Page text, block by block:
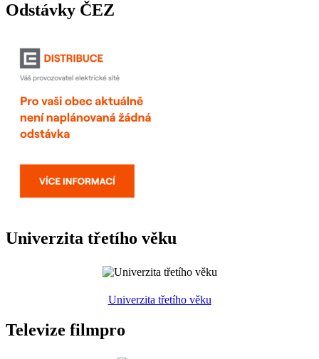
Odstávky ČEZ
Univerzita třetího věku
Univerzita třetího věku
Televize filmpro